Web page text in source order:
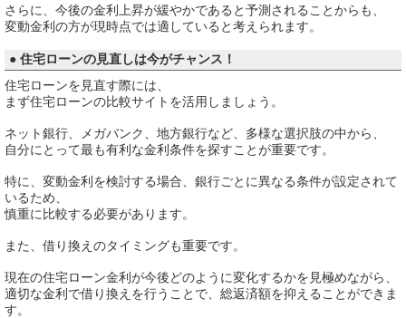
さらに、今後の金利上昇が緩やかであると予測されることからも、
変動金利の方が現時点では適していると考えられます。
● 住宅ローンの見直しは今がチャンス！
住宅ローンを見直す際には、
まず住宅ローンの比較サイトを活用しましょう。
ネット銀行、メガバンク、地方銀行など、多様な選択肢の中から、
自分にとって最も有利な金利条件を探すことが重要です。
特に、変動金利を検討する場合、銀行ごとに異なる条件が設定されて
いるため、
慎重に比較する必要があります。
また、借り換えのタイミングも重要です。
現在の住宅ローン金利が今後どのように変化するかを見極めながら、
適切な金利で借り換えを行うことで、総返済額を抑えることができま
す。